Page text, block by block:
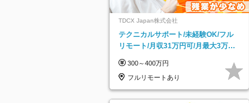
TDCX Japan株式会社
テクニカルサポート/未経験OK/フル
リモート/月収31万円可/月最大3万の
300～400万円
フルリモートあり